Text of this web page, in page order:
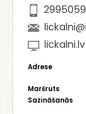
lickalni.lv
Adrese
Maršruts
Sazināšanās